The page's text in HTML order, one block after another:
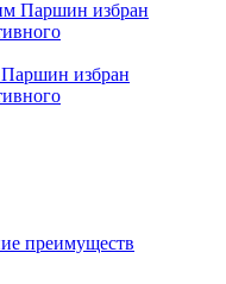
избран